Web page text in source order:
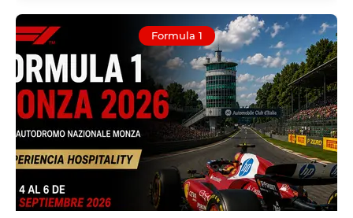
Formula 1